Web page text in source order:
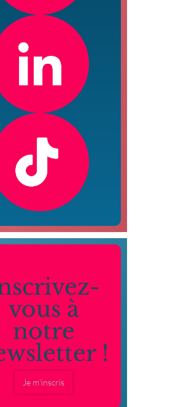
vous à
notre
!
Je m'inscris